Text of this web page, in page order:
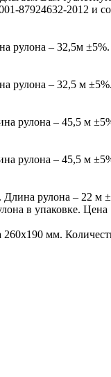
87924632-2012 и
рулона – 32,5м
рулона – 32,5 м
рулона – 45,5 м
рулона – 45,5 м
рулона – 22
в упаковке.
мм.